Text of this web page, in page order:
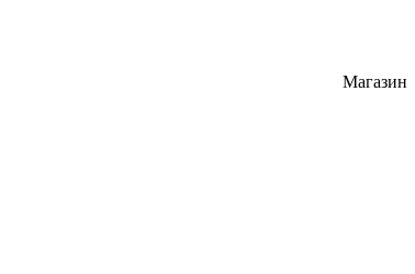
Магазин